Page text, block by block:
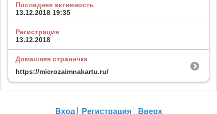
Последняя активность
13.12.2018 19:35
Регистрация
13.12.2018
Домашняя страничка
https://microzaimnakartu.ru/
Вход Регистрация Вверх